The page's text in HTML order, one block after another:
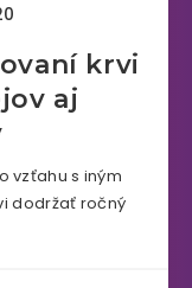
krvi
aj
vzťahu s iným
dodržať ročný